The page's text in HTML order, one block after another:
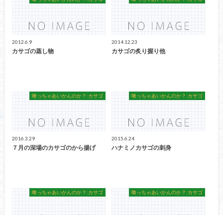
2012.6.9
カサゴの蒸し物
2014.12.23
カサゴの炙り握り他
喰っちゃあいかんのか？:カサゴ
2016.3.29
７月の深場のカサゴのから揚げ
喰っちゃあいかんのか？:カサゴ
2015.6.24
ハナミノカサゴの刺身
喰っちゃあいかんのか？:カサゴ 喰っちゃあいかんのか？:カサゴ